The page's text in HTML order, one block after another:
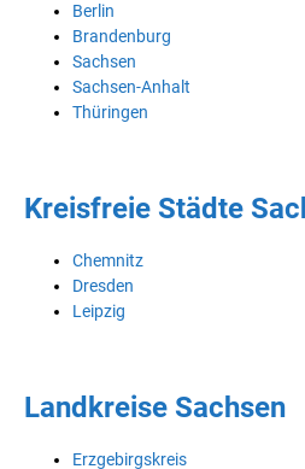
Berlin
Brandenburg
Sachsen
Sachsen-Anhalt
Thüringen
Kreisfreie Städte
Chemnitz
Dresden
Leipzig
Landkreise Sachsen
Erzgebirgskreis